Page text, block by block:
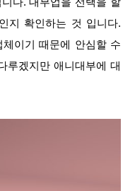
지 확인하는 것 입니다.
이기 때문에 안심할 수
루겠지만 애니대부에 대